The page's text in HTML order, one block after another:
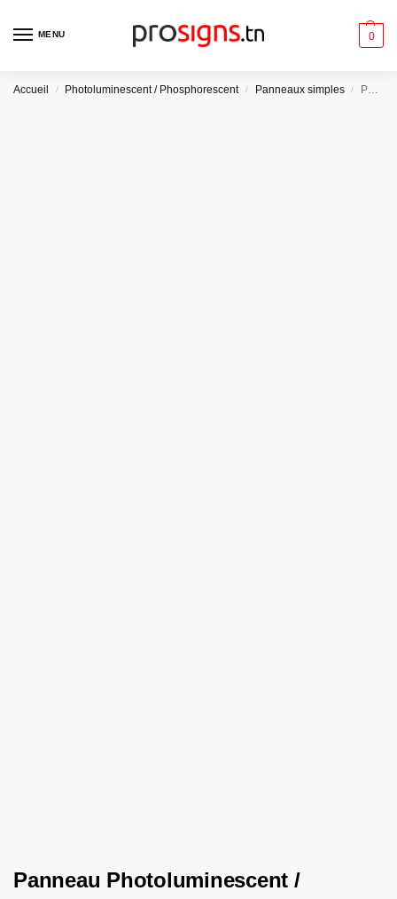
MENU 0
Accueil / Photoluminescent / Phosphorescent / Panneaux simples /
Panneau Photoluminescent /